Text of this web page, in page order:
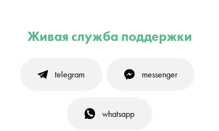
Живая служба поддержки
telegram messenger
whatsapp